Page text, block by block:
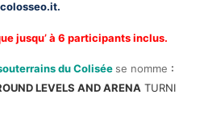
jusqu’ à 6 participants inclus.
du Colisée se nomme :
LEVELS AND ARENA TURNI